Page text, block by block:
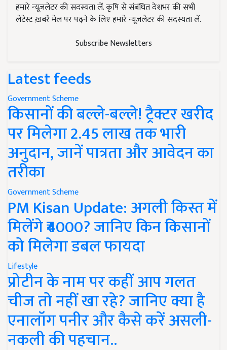
हमारे न्यूज़लेटर की सदस्यता लें. कृषि से संबंधित देशभर की सभी
लेटेस्ट ख़बरें मेल पर पढ़ने के लिए हमारे न्यूज़लेटर की सदस्यता लें.
Subscribe Newsletters
Latest feeds
Government Scheme
किसानों की बल्ले-बल्ले! ट्रैक्टर खरीद
पर मिलेगा 2.45 लाख तक भारी
अनुदान, जानें पात्रता और आवेदन का
तरीका
Government Scheme
PM Kisan Update: अगली किस्त में
मिलेंगे ₹4000? जानिए किन किसानों
को मिलेगा डबल फायदा
Lifestyle
प्रोटीन के नाम पर कहीं आप गलत
चीज तो नहीं खा रहे? जानिए क्या है
एनालॉग पनीर और कैसे करें असली-
नकली की पहचान..